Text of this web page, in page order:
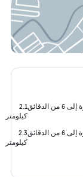
الدقائق
2.1
كيلومتر
الدقائق
2.3
كيلومتر